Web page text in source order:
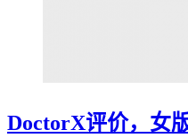
DoctorX评价，女